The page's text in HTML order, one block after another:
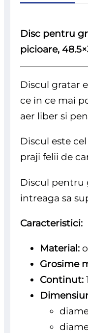
Disc pentru
picioare,
Discul gratar
ce in ce mai
aer liber si
Discul este
praji felii de
Discul pentru
intreaga sa
Caracteristici:
Material:
Grosime
Continut: